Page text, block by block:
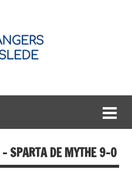
SPARTA DE MYTHE 9-0